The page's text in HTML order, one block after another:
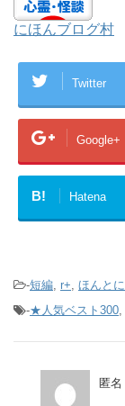
にほんブログ村
Twitter
Google+
B! Hatena
-短編 r+ ほんと
-★人気ベスト300
匿名